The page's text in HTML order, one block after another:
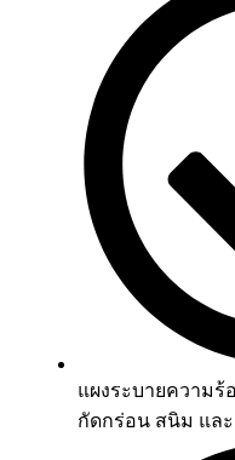
แผงระบายความร้
กัดกร่อน สนิม แล